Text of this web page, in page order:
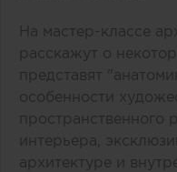
На мастер-классе
расскажут о
представят
особенности
пространственного
интерьера,
архитектуре и